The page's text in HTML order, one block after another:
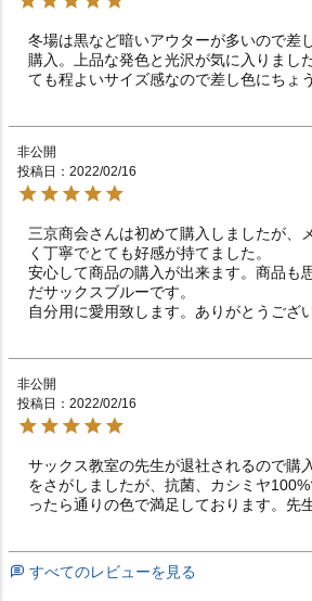
冬場は黒など暗いアウターが多いので差
購入。上品な発色と光沢が気に入りまし
ても程よいサイズ感なので差し色にちょ
非公開
投稿日
2022/02/16
三京商会さんは初めて購入しましたが、
く丁寧でとても好感が持てました。
安心して商品の購入が出来ます。商品も
だサックスブルーです。
自分用に愛用致します。ありがとうござ
非公開
投稿日
2022/02/16
サックス教室の先生が退社されるので購
をさがしましたが、抗菌、カシミヤ
ったら通りの色で満足しております。先
すべてのレビューを見る